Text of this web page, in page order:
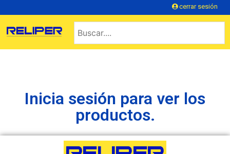
cerrar sesión
Inicia sesión para ver los
productos.